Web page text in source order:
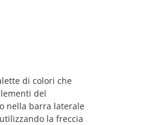
di colori che
del
nella barra laterale
la freccia